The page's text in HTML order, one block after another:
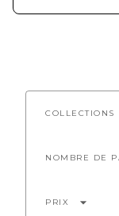
COLLECTIONS
NOMBRE DE
PRIX arrow_drop_down